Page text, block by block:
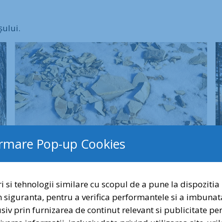
ajuns, în câțiva pași extra, în zona de creastă a
ani; am traversat pădurea întinsă de fag, am
Dragi prieteni ai
Semnați și
Pop-up Cookies
si tehnologii similare cu scopul de a pune la
siguranta, pentru a verifica performantele si a
prin furnizarea de continut relevant si publicitate